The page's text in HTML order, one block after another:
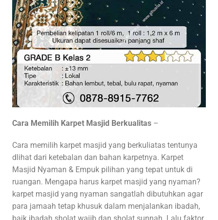
Cara Memilih Karpet Masjid Berkualitas –
Cara memilih karpet masjid yang berkuliatas tentunya
dlihat dari ketebalan dan bahan karpetnya. Karpet
Masjid Nyaman & Empuk pilihan yang tepat untuk di
ruangan. Mengapa harus karpet masjid yang nyaman?
karpet masjid yang nyaman sangatlah dibutuhkan agar
para jamaah tetap khusuk dalam menjalankan ibadah,